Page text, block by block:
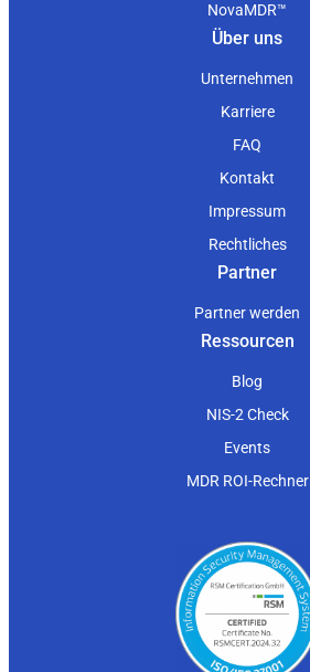
NovaMDR™
Über uns
Unternehmen
Karriere
FAQ
Kontakt
Impressum
Rechtliches
Partner
Partner werden
Ressourcen
Blog
NIS-2 Check
Events
MDR ROI-Rechner